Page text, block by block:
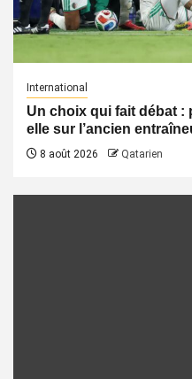
International
Un choix qui fait débat :
elle sur l’ancien
8 août 2026 Qatarien